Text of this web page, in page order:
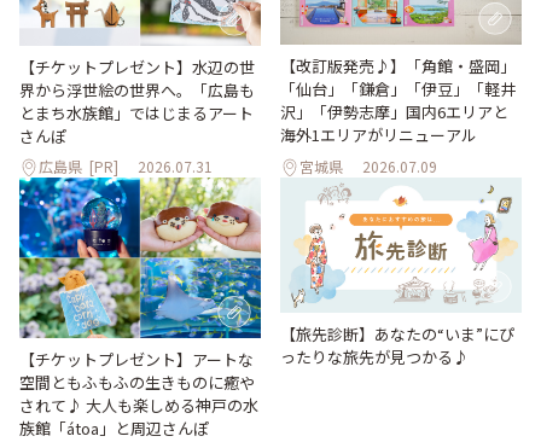
【チケットプレゼント】水辺の世
界から浮世絵の世界へ。「広島も
とまち水族館」ではじまるアート
さんぽ
広島県 [PR] 2026.07.31
【改訂版発売♪】「角館・盛岡」
「仙台」「鎌倉」「伊豆」「軽井
沢」「伊勢志摩」国内6エリアと
海外1エリアがリニューアル
宮城県 2026.07.09
【チケットプレゼント】アートな
空間ともふもふの生きものに癒や
されて♪ 大人も楽しめる神戸の水
族館「átoa」と周辺さんぽ
【旅先診断】あなたの“いま”にぴ
ったりな旅先が見つかる♪